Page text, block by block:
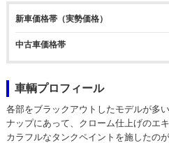
新車価格帯（実勢価格）
中古車価格帯
車輌プロフィール
各部をブラックアウトしたモデルが多
ナップにあって、クローム仕上げのエ
カラフルなタンクペイントを施したの